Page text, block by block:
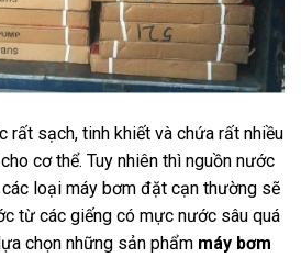
rất sạch, tinh khiết và chứa rất nhiều
cơ thể. Tuy nhiên thì nguồn nước
loại máy bơm đặt cạn thường sẽ
từ các giếng có mực nước sâu quá
chọn những sản phẩm máy bơm